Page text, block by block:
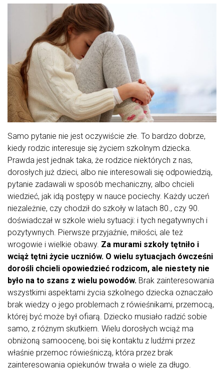
Samo pytanie nie jest oczywiście złe. To bardzo dobrze,
kiedy rodzic interesuje się życiem szkolnym dziecka.
Prawda jest jednak taka, że rodzice niektórych z nas,
dorosłych już dzieci, albo nie interesowali się odpowiedzią,
pytanie zadawali w sposób mechaniczny, albo chcieli
wiedzieć, jak idą postępy w nauce pociechy. Każdy uczeń
niezależnie, czy chodził do szkoły w latach 80., czy 90.
doświadczał w szkole wielu sytuacji: i tych negatywnych i
pozytywnych. Pierwsze przyjaźnie, miłości, ale też
wrogowie i wielkie obawy. Za murami szkoły tętniło i
wciąż tętni życie uczniów. O wielu sytuacjach ówcześni
dorośli chcieli opowiedzieć rodzicom, ale niestety nie
było na to szans z wielu powodów. Brak zainteresowania
wszystkimi aspektami życia szkolnego dziecka oznaczało
brak wiedzy o jego problemach z rówieśnikami, przemocą,
której być może był ofiarą. Dziecko musiało radzić sobie
samo, z różnym skutkiem. Wielu dorosłych wciąż ma
obniżoną samoocenę, boi się kontaktu z ludźmi przez
właśnie przemoc rówieśniczą, która przez brak
zainteresowania opiekunów trwała o wiele za długo.